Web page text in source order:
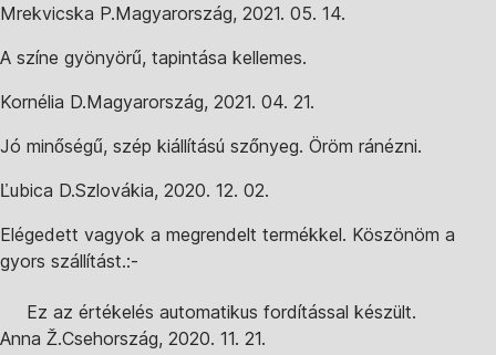
Mrekvicska P.Magyarország, 2021. 05. 14.
A színe gyönyörű, tapintása kellemes.
Kornélia D.Magyarország, 2021. 04. 21.
Jó minőségű, szép kiállítású szőnyeg. Öröm ránézni.
Ľubica D.Szlovákia, 2020. 12. 02.
Elégedett vagyok a megrendelt termékkel. Köszönöm a
gyors szállítást.:-
Ez az értékelés automatikus fordítással készült.
Anna Ž.Csehország, 2020. 11. 21.